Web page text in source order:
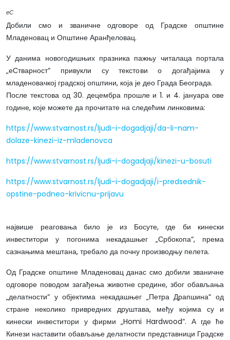
еС
Добили смо и званичне одговоре од Градске општине
Младеновац и Општине Аранђеловац.
У данима новогодишњих празника пажњу читалаца портала
„еСтварност“ привукли су текстови о догађајима у
младеновачкој градској општини, која је део Града Београда.
После текстова од 30. децембра прошле и 1. и 4. јануара ове
године, које можете да прочитате на следећим линковима:
https://www.stvarnost.rs/ljudi-i-dogadjaji/da-li-nam-
dolaze-kinezi-iz-mladenovca
https://www.stvarnost.rs/ljudi-i-dogadjaji/kinezi-u-bosuti
https://www.stvarnost.rs/ljudi-i-dogadjaji/i-predsednik-
opstine-podneo-krivicnu-prijavu
највише реаговања било је из Босуте, где би кинески
инвеститори у погонима некадашњег „Србокопа“, према
сазнањима мештана, требало да почну производњу пелета.
Од Градске општине Младеновац данас смо добили званичне
одговоре поводом загађења животне средине, због обављања
„делатности“ у објектима некадашњег „Петра Драпшина“ од
стране неколико привредних друштава, међу којима су и
кинески инвеститори у фирми „Homi Hardwood“. А где ће
Кинези наставити обављање делатности представници Градске